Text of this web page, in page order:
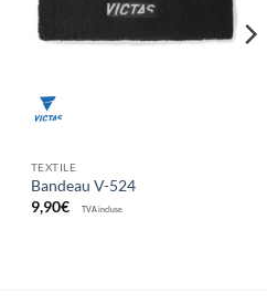
TEXTILE
Bandeau V-524
9,90€ TVA incluse